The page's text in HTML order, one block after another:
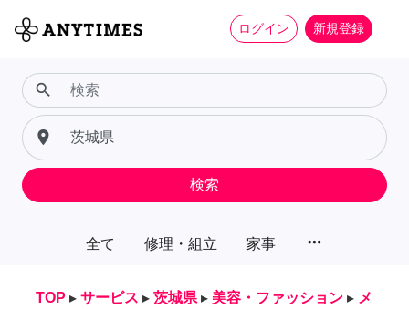
ログイン 新規登録
全て 修理・組立 家事 more_horiz
search
place
検索
TOP ▸ サービス ▸ 茨城県 ▸ 美容・ファッション ▸ メ